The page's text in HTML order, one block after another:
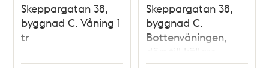
Skeppargatan 38,
byggnad C. Våning 1
tr
Skeppargatan 38,
byggnad C.
Bottenvåningen,
dörr till källare